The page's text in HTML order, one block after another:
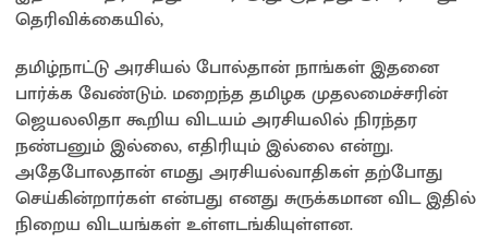
தெரிவிக்கையில்,
தமிழ்நாட்டு அரசியல் போல்தான் நாங்கள் இதனை
பார்க்க வேண்டும். மறைந்த தமிழக முதலமைச்சரின்
ஜெயலலிதா கூறிய விடயம் அரசியலில் நிரந்தர
நண்பனும் இல்லை, எதிரியும் இல்லை என்று.
அதேபோலதான் எமது அரசியல்வாதிகள் தற்போது
செய்கின்றார்கள் என்பது எனது சுருக்கமான விட இதில்
நிறைய விடயங்கள் உள்ளடங்கியுள்ளன.